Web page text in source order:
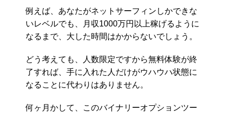
例えば、あなたがネットサーフィンしかできな
いレベルでも、月収1000万円以上稼げるように
なるまで、大した時間はかからないでしょう。
どう考えても、人数限定ですから無料体験が終
了すれば、手に入れた人だけがウハウハ状態に
なることに代わりはありません。
何ヶ月かして、このバイナリーオプションツー